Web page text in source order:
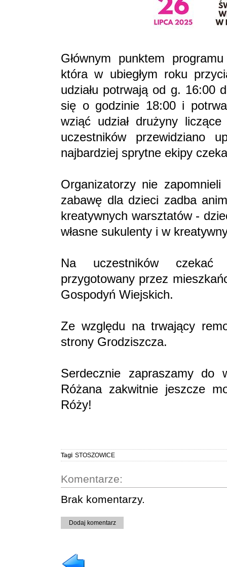
Głównym punktem
która w ubiegłym roku
udziału potrwają od g. 16:00
się o godzinie 18:00 i
wziąć udział drużyny
uczestników przewidziano
najbardziej sprytne ekipy
Organizatorzy nie
zabawę dla dzieci zadba
kreatywnych warsztatów -
własne sukulenty i w
Na uczestników czekać
przygotowany przez
Gospodyń Wiejskich.
Ze względu na trwający
strony Grodziszcza.
Serdecznie zapraszamy
Różana zakwitnie jeszcze
Róży!
Tagi STOSZOWICE
Komentarze:
Brak komentarzy.
Dodaj komentarz